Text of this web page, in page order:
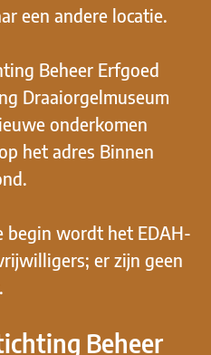
een andere locatie.
Beheer Erfgoed
Draaiorgelmuseum
onderkomen
het adres Binnen
begin wordt het EDAH-
er zijn geen
Beheer